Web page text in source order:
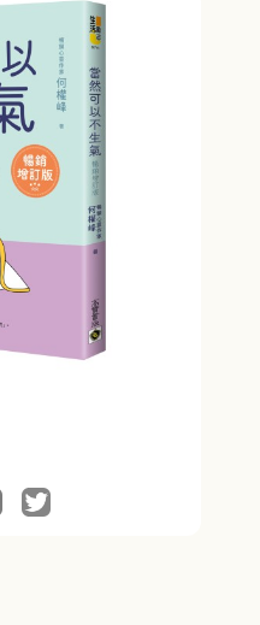
鑑書展